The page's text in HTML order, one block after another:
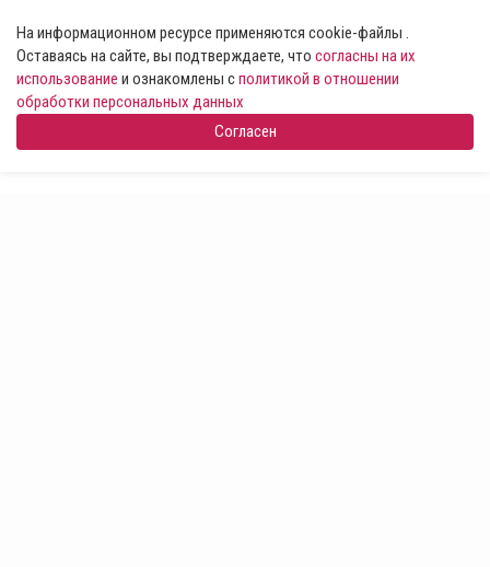
На информационном ресурсе применяются cookie-файлы .
Оставаясь на сайте, вы подтверждаете, что согласны на их
использование и ознакомлены сполитикой в отношении
обработки персональных данных
Согласен